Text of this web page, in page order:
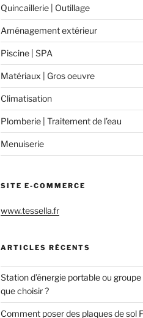
Quincaillerie | Outillage
Aménagement extérieur
Piscine | SPA
Matériaux | Gros oeuvre
Climatisation
Plomberie | Traitement de l’eau
Menuiserie
SITE E-COMMERCE
www.tessella.fr
ARTICLES RÉCENTS
Station d’énergie portable ou
que choisir ?
Comment poser des plaques de sol